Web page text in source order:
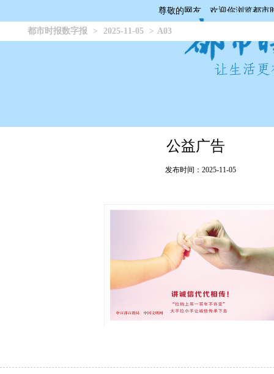
尊敬的网友，欢迎你浏览都市
都市时报数字报 > 2025-11-05 > A03
公益广告
发布时间：2025-11-05